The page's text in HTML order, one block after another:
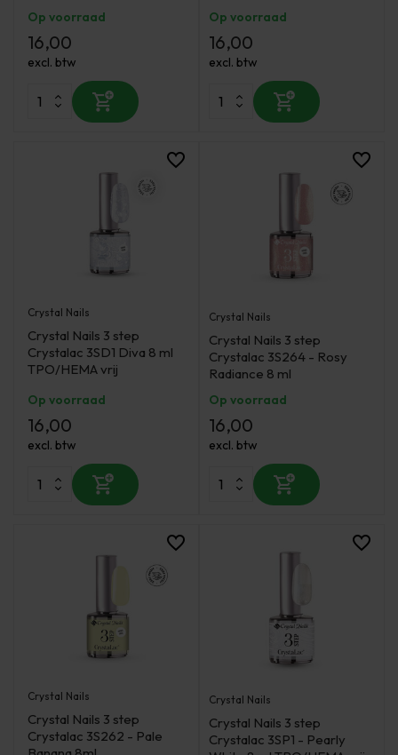
Op voorraad
16,00
excl. btw
Op voorraad
16,00
excl. btw
Crystal Nails
Crystal Nails 3 step
Crystalac 3SD1 Diva 8 ml
TPO/HEMA vrij
Op voorraad
16,00
excl. btw
Crystal Nails
Crystal Nails 3 step
Crystalac 3S264 - Rosy
Radiance 8 ml
Op voorraad
16,00
excl. btw
Crystal Nails
Crystal Nails 3 step
Crystalac 3S262 - Pale
Crystal Nails
Crystal Nails 3 step
Crystalac 3SP1 - Pearly